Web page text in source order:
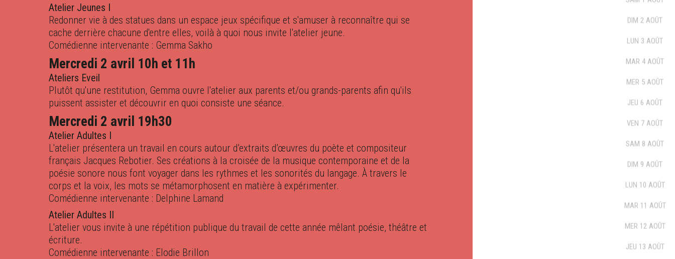
DIM 2 AOÛT
LUN 3 AOÛT
MAR 4 AOÛT
MER 5 AOÛT
JEU 6 AOÛT
VEN 7 AOÛT
SAM 8 AOÛT
DIM 9 AOÛT
LUN 10 AOÛT
MAR 11 AOÛT
MER 12 AOÛT
JEU 13 AOÛT
Atelier Jeunes I
Redonner vie à des statues dans un espace jeux spécifique et s'amuser à reconnaître qui se
cache derrière chacune d'entre elles, voilà à quoi nous invite l'atelier jeune.
Comédienne intervenante : Gemma Sakho
Mercredi 2 avril 10h et 11h
Ateliers Eveil
Plutôt qu'une restitution, Gemma ouvre l'atelier aux parents et/ou grands-parents afin qu'ils
puissent assister et découvrir en quoi consiste une séance.
Mercredi 2 avril 19h30
Atelier Adultes I
L'atelier présentera un travail en cours autour d’extraits d’œuvres du poète et compositeur
français Jacques Rebotier. Ses créations à la croisée de la musique contemporaine et de la
poésie sonore nous font voyager dans les rythmes et les sonorités du langage. À travers le
corps et la voix, les mots se métamorphosent en matière à expérimenter.
Comédienne intervenante : Delphine Lamand
Atelier Adultes II
L'atelier vous invite à une répétition publique du travail de cette année mêlant poésie, théâtre et
écriture.
Comédienne intervenante : Elodie Brillon